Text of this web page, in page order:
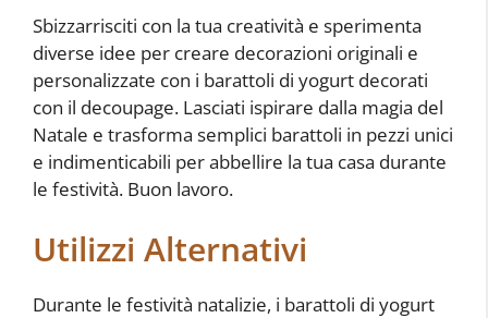
Sbizzarrisciti con la tua creatività e sperimenta
diverse idee per creare decorazioni originali e
personalizzate con i barattoli di yogurt decorati
con il decoupage. Lasciati ispirare dalla magia del
Natale e trasforma semplici barattoli in pezzi unici
e indimenticabili per abbellire la tua casa durante
le festività. Buon lavoro.
Utilizzi Alternativi
Durante le festività natalizie, i barattoli di yogurt